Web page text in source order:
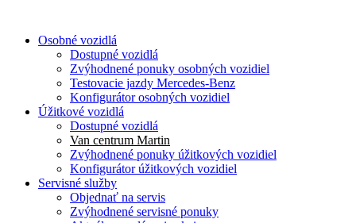
Osobné vozidlá
Dostupné vozidlá
Zvýhodnené ponuky osobných vozidiel
Testovacie jazdy Mercedes-Benz
Konfigurátor osobných vozidiel
Úžitkové vozidlá
Dostupné vozidlá
Van centrum Martin
Zvýhodnené ponuky úžitkových vozidiel
Konfigurátor úžitkových vozidiel
Servisné služby
Objednať na servis
Zvýhodnené servisné ponuky